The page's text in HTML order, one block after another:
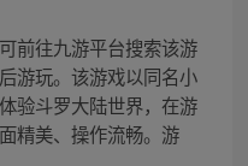
前往九游平台搜索该游
游玩。该游戏以同名小
验斗罗大陆世界，在游
精美、操作流畅。游